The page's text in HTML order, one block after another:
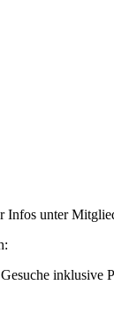
Infos unter
inklusive